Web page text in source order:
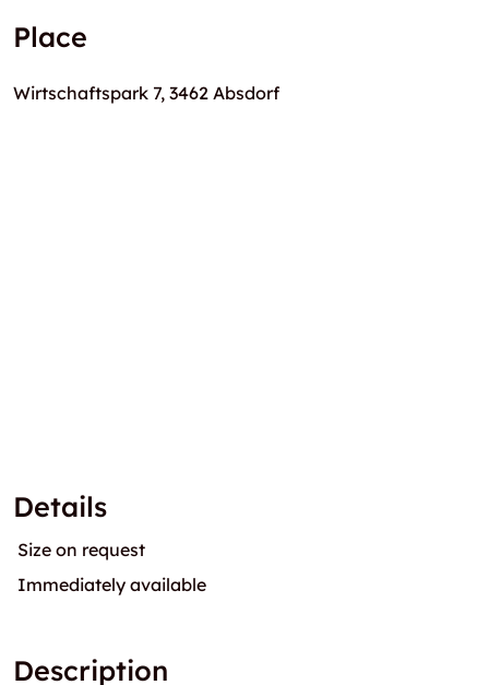
Place
Wirtschaftspark 7, 3462 Absdorf
Details
Size on request
Immediately available
Description